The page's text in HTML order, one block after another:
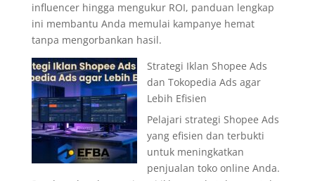
influencer hingga mengukur ROI, panduan lengkap
ini membantu Anda memulai kampanye hemat
tanpa mengorbankan hasil.
Strategi Iklan Shopee Ads
dan Tokopedia Ads agar
Lebih Efisien
Pelajari strategi Shopee Ads
yang efisien dan terbukti
untuk meningkatkan
penjualan toko online Anda.